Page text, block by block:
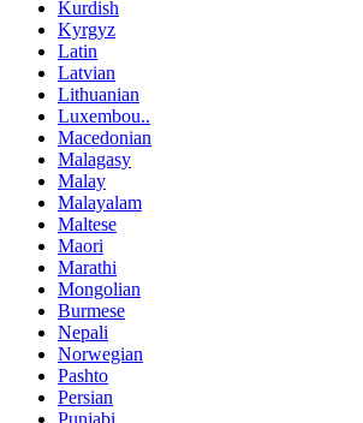
Kurdish
Kyrgyz
Latin
Latvian
Lithuanian
Luxembou..
Macedonian
Malagasy
Malay
Malayalam
Maltese
Maori
Marathi
Mongolian
Burmese
Nepali
Norwegian
Pashto
Persian